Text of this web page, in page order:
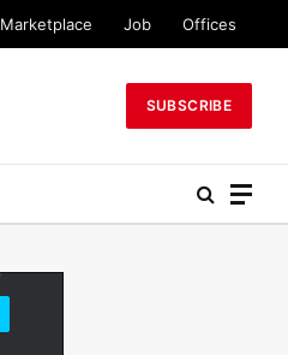
Marketplace Job Offices
SUBSCRIBE